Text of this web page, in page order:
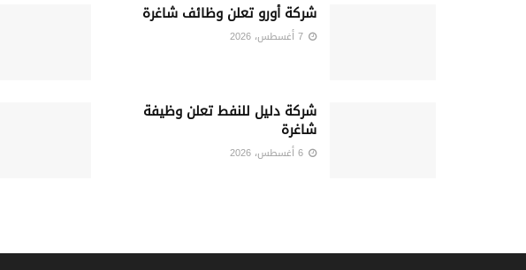
شركة أورو تعلن وظائف شاغرة
شركة دليل للنفط تعلن وظيفة
شاغرة